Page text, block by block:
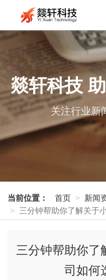
燚轩科技
关注行业新
当前位置： 首页
新闻
三分钟帮助你了解关于
三分钟帮助你了
司如何